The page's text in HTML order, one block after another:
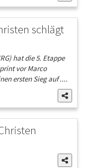
schlägt
hat die 5. Etappe
vor Marco
ersten Sieg auf ....